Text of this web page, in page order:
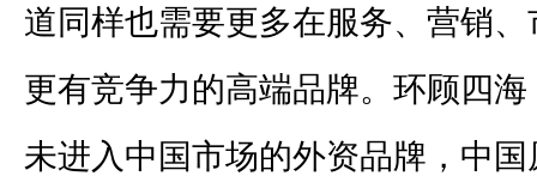
道同样也需要更多在服务、营销
更有竞争力的高端品牌。环顾四
未进入中国市场的外资品牌，中